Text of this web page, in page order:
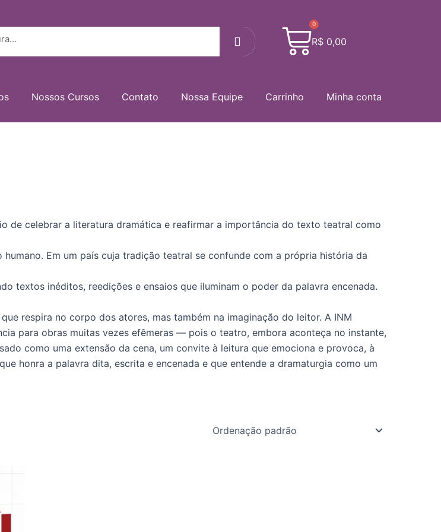
Search
R$ 0,00
0
Cart
Nossos Cursos Contato Nossa Equipe Carrinho Minha conta
de celebrar a literatura dramática e reafirmar a importância do texto teatral como
Em um país cuja tradição teatral se confunde com a própria história da
textos inéditos, reedições e ensaios que iluminam o poder da palavra encenada.
respira no corpo dos atores, mas também na imaginação do leitor. A INM
para obras muitas vezes efêmeras — pois o teatro, embora aconteça no instante,
como uma extensão da cena, um convite à leitura que emociona e provoca, à
honra a palavra dita, escrita e encenada e que entende a dramaturgia como um
e-